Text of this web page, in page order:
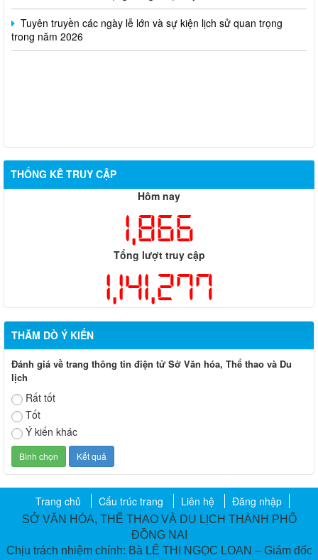
Tuyên truyền các ngày lễ lớn và sự kiện lịch sử quan trọng
trong năm 2026
THỐNG KÊ TRUY CẬP
Hôm nay
1,866
Tổng lượt truy cập
1,141,277
THĂM DÒ Ý KIẾN
Đánh giá về trang thông tin điện tử Sở Văn hóa, Thể thao và Du
lịch
Rất tốt
Tốt
Ý kiến khác
Trang chủ Cấu trúc trang Liên hệ Đăng nhập
SỞ VĂN HÓA, THỂ THAO VÀ DU LỊCH THÀNH PHỐ
ĐỒNG NAI
Chịu trách nhiệm chính: Bà LÊ THỊ NGỌC LOAN – Giám đốc